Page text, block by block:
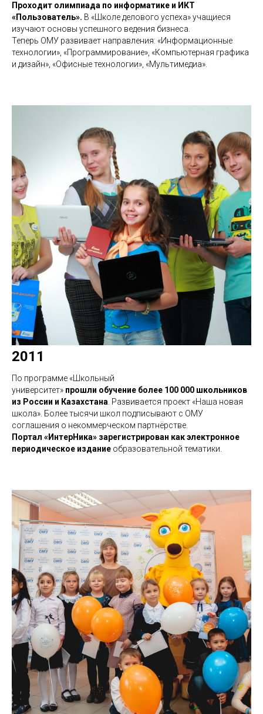
Проходит олимпиада по информатике и ИКТ
«Пользователь». В «Школе делового успеха» учащиеся
изучают основы успешного ведения бизнеса.
Теперь ОМУ развивает направления: «Информационные
технологии», «Программирование», «Компьютерная графика
и дизайн», «Офисные технологии», «Мультимедиа».
2011
По программе «Школьный
университет» прошли обучение более 100 000 школьников
из России и Казахстана . Развивается проект «Наша новая
школа». Более тысячи школ подписывают с ОМУ
соглашения о некоммерческом партнёрстве.
Портал «ИнтерНика» зарегистрирован как электронное
периодическое издание образовательной тематики.